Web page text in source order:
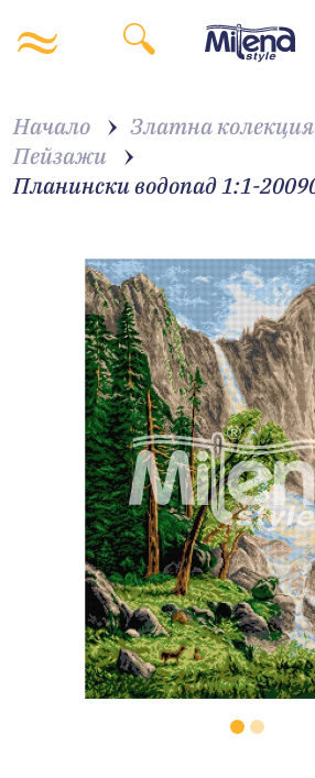
Начало
Златна колекция
Пейзажи
Планински водопад 1:1-